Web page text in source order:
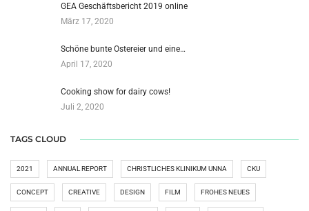
GEA Geschäftsbericht 2019 online
März 17, 2020
Schöne bunte Ostereier und eine…
April 17, 2020
Cooking show for dairy cows!
Juli 2, 2020
TAGS CLOUD
2021 ANNUAL REPORT CHRISTLICHES KLINIKUM UNNA CKU
CONCEPT CREATIVE DESIGN FILM FROHES NEUES